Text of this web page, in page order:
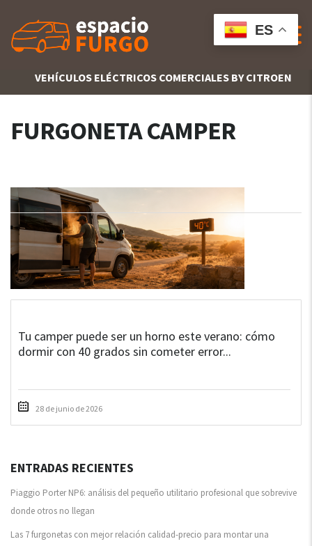
VEHÍCULOS ELÉCTRICOS COMERCIALES BY CITROEN
FURGONETA CAMPER
Tu camper puede ser un horno este verano: cómo
dormir con 40 grados sin cometer error...
28 de junio de 2026
ENTRADAS RECIENTES
Piaggio Porter NP6: análisis del pequeño utilitario profesional que sobrevive
donde otros no llegan
Las 7 furgonetas con mejor relación calidad-precio para montar una
ES